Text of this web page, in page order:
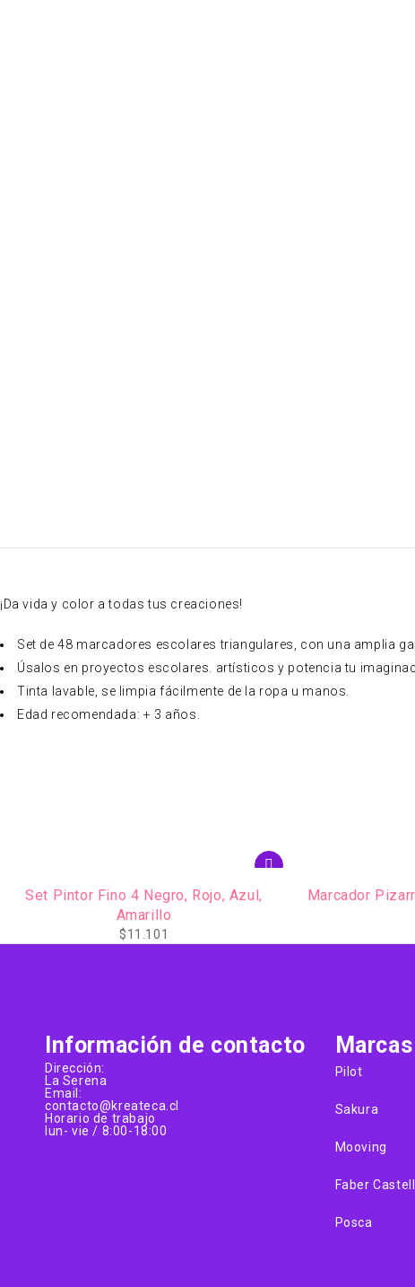
¡Da vida y color a todas tus creaciones!
Set de 48 marcadores escolares triangulares, con una amplia
Úsalos en proyectos escolares. artísticos y potencia tu
Tinta lavable, se limpia fácilmente de la ropa u manos.
Edad recomendada: + 3 años.
Marcador Pizarra c/Borrador Negro PILOT
$
Set
Información de contacto
Dirección:
La Serena
Email:
contacto@kreateca.cl
Horario de trabajo
lun- vie / 8:00-18:00
Marcas
Pilot
Sakura
Mooving
Faber Castell
Posca